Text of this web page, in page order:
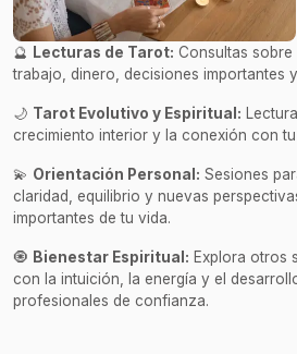
🔮 Lecturas de Tarot: Consultas sobre
trabajo, dinero, decisiones importantes
🌙 Tarot Evolutivo y Espiritual:
crecimiento interior y la conexión con
💫 Orientación Personal: Sesiones
claridad, equilibrio y nuevas
importantes de tu vida.
🧿 Bienestar Espiritual: Explora otros
con la intuición, la energía y el
profesionales de confianza.